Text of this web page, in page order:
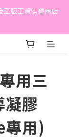
正版正貨信譽商店
用三
凝膠
用)